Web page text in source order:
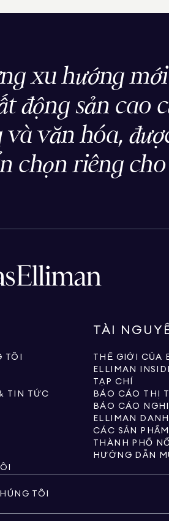
xu hướng
động sản cao
và văn hóa,
chọn riêng
TÔI
TIN TỨC
TÀI
THẾ GIỚI CỦA
ELLIMAN
TẠP CHÍ
BÁO CÁO THỊ
BÁO CÁO
ELLIMAN
THÀNH PHỐ
HƯỚNG DẪN
TÔI